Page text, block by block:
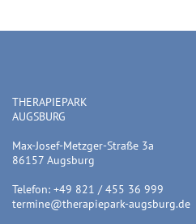
THERAPIEPARK
AUGSBURG
Max-Josef-Metzger-Straße 3a
86157 Augsburg
Telefon: +49 821 / 455 36 999
termine@therapiepark-augsburg.de